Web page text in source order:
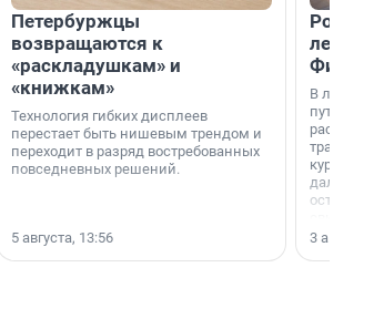
Петербуржцы
возвращаются к
«раскладушкам» и
«книжкам»
Технология гибких дисплеев
перестает быть нишевым трендом и
переходит в разряд востребованных
повседневных решений.
5 августа, 13:56
летят
В летнем
дальние
острова
3